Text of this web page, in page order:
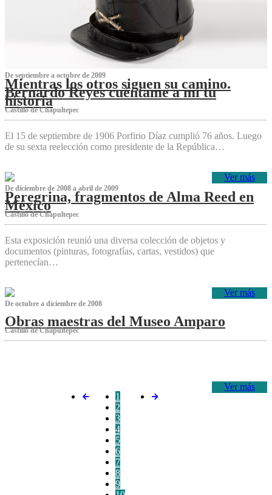
De septiembre a octubre de 2009
Mientras los otros siguen su camino.
Bernardo Reyes cuéntame a mí tu
historia
Castillo de Chapultepec
El 15 de septiembre de 1906 Porfirio Díaz cumplió 76 años. Luego
de su sexta reelección como presidente de la República…
Ver más
De diciembre de 2008 a abril de 2009
Peregrina, fragmentos de Alma Reed en
México
Castillo de Chapultepec
Esta exposición reunió una diversa colección de objetos y
documentos (pinturas, fotografías, cartas, vestidos) que
pertenecían…
Ver más
De octubre a diciembre de 2008
Obras maestras del Museo Amparo
Castillo de Chapultepec
Ver más
1
2
3
4
5
6
7
8
9